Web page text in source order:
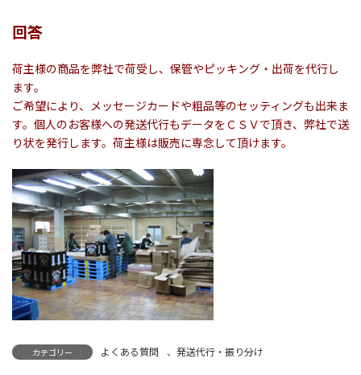
回答
荷主様の商品を弊社で荷受し、保管やピッキング・出荷を代行し
ます。
ご希望により、メッセージカードや粗品等のセッティングも出来ま
す。個人のお客様への発送代行もデータをＣＳＶで頂き、弊社で送
り状を発行します。荷主様は販売に専念して頂けます。
カテゴリー よくある質問 、 発送代行・振り分け